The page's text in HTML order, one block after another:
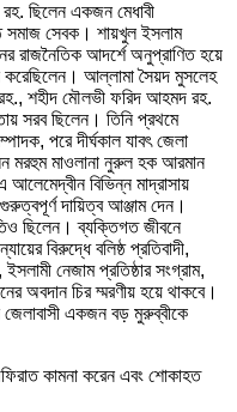
রহ. ছিলেন একজন মেধাবী
সমাজ সেবক। শায়খুল ইসলাম
রাজনৈতিক আদর্শে অনুপ্রাণিত হয়ে
করেছিলেন। আল্লামা সৈয়দ মুসলেহ
শহীদ মৌলভী ফরিদ আহমদ রহ.
সরব ছিলেন। তিনি প্রথমে
পরে দীর্ঘকাল যাবৎ জেলা
মরহুম মাওলানা নুরুল হক আরমান
বিভিন্ন মাদ্রাসায়
দায়িত্ব আঞ্জাম দেন।
ছিলেন। ব্যক্তিগত জীবনে
বিরুদ্ধে বলিষ্ঠ প্রতিবাদী,
নেজাম প্রতিষ্ঠার সংগ্রাম,
অবদান চির ম্মরণীয় হয়ে থাকবে।
জেলাবাসী একজন বড় মুরুব্বীকে
কামনা করেন এবং শোকাহত